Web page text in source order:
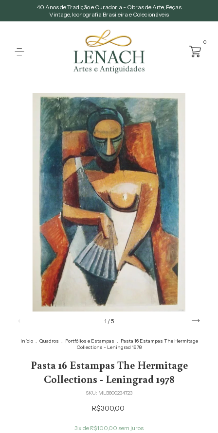
40 Anos de Tradição e Curadoria - Obras de Arte, Peças
Vintage, Iconografia Brasileira e Colecionáveis
0
1 /5
Início . Quadros . Portfólios e Estampas . Pasta 16 Estampas The Hermitage
Collections - Leningrad 1978
Pasta 16 Estampas The Hermitage
Collections - Leningrad 1978
SKU: MLB800234723
R$300,00
3x de R$100,00 sem juros